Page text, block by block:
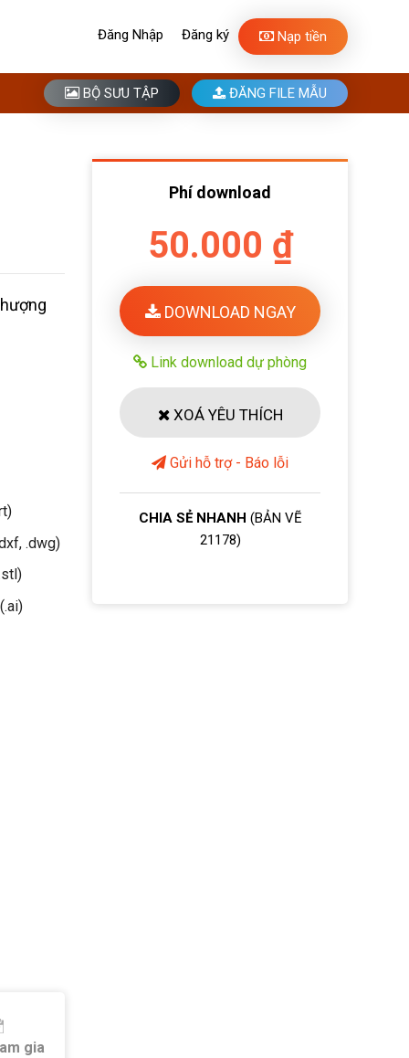
Đăng Nhập Đăng ký Nạp tiền
BỘ SƯU TẬP ĐĂNG FILE MẪU
.dwg)
gia
Phí download
50.000 ₫
DOWNLOAD NGAY
Link download dự phòng
XOÁ YÊU THÍCH
Gửi hỗ trợ - Báo lỗi
CHIA SẺ NHANH (BẢN VẼ
21178)